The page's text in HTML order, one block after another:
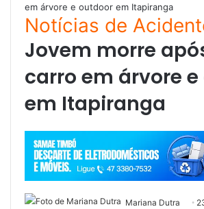
em árvore e outdoor em Itapiranga
Notícias de
Jovem morre
carro em árvore
em Itapiranga
Mariana Dutra